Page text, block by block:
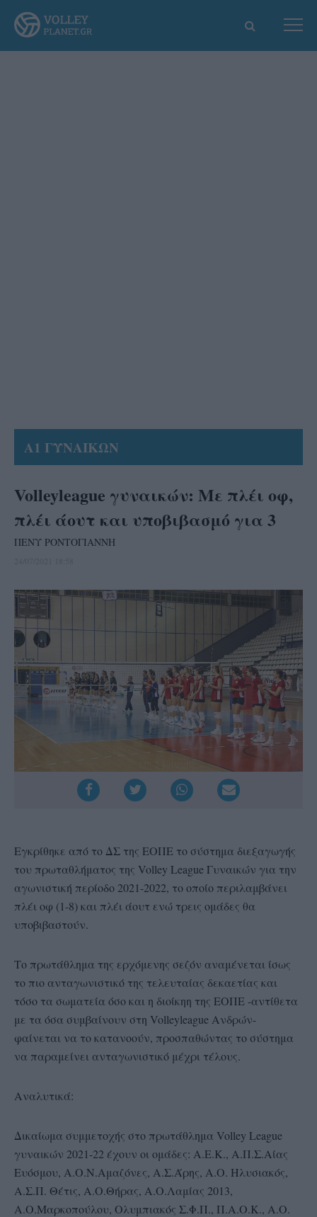
Α1 ΓΥΝΑΙΚΩΝ
Volleyleague γυναικών: Με πλέι οφ,
πλέι άουτ και υποβιβασμό για 3
ΠΕΝΥ ΡΟΝΤΟΓΙΑΝΝΗ
Εγκρίθηκε από το ΔΣ της ΕΟΠΕ το σύστημα διεξαγωγής
του πρωταθλήματος της Volley League Γυναικών για την
αγωνιστική περίοδο 2021-2022, το οποίο περιλαμβάνει
πλέι οφ (1-8) και πλέι άουτ ενώ τρεις ομάδες θα
υποβιβαστούν.
Το πρωτάθλημα της ερχόμενης σεζόν αναμένεται ίσως
το πιο ανταγωνιστικό της τελευταίας δεκαετίας και
τόσο τα σωματεία όσο και η διοίκηη της ΕΟΠΕ -αντίθετα
με τα όσα συμβαίνουν στη Volleyleague Ανδρών-
φαίνεται να το κατανοούν, προσπαθώντας το σύστημα
να παραμείνει ανταγωνιστικό μέχρι τέλους.
Αναλυτικά:
Δικαίωμα συμμετοχής στο πρωτάθλημα Volley League
γυναικών 2021-22 έχουν οι ομάδες: Α.Ε.Κ., Α.Π.Σ.Αίας
Ευόσμου, Α.Ο.Ν.Αμαζόνες, Α.Σ.Άρης, Α.Ο. Ηλυσιακός,
Α.Σ.Π. Θέτις, Α.Ο.Θήρας, Α.Ο.Λαμίας 2013,
Α.Ο.Μαρκοπούλου, Ολυμπιακός Σ.Φ.Π., Π.Α.Ο.Κ., Α.Ο.